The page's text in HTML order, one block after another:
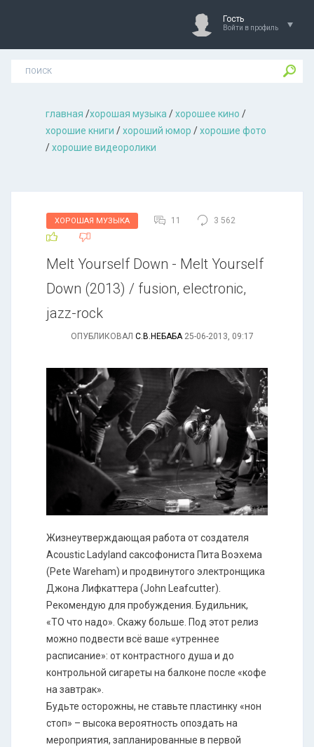
Гость
Войти в профиль
главная /хорошая музыкa /хорошее кино /
хорошие книги /хороший юмор /хорошие фото
/хорошие видеоролики
ХОРОШАЯ МУЗЫКА 11 3 562
Melt Yourself Down - Melt Yourself
Down (2013) / fusion, electronic,
jazz-rock
ОПУБЛИКОВАЛ С.В.НЕБАБА25-06-2013, 09:17
Жизнеутверждающая работа от создателя
Acoustic Ladyland саксофониста Пита Воэхема
(Pete Wareham) и продвинутого электронщика
Джона Лифкаттера (John Leafcutter).
Рекомендую для пробуждения. Будильник,
«ТО что надо». Скажу больше. Под этот релиз
можно подвести всё ваше «утреннее
расписание»: от контрастного душа и до
контрольной сигареты на балконе после «кофе
на завтрак».
Будьте осторожны, не ставьте пластинку «нон
стоп» – высока вероятность опоздать на
мероприятия, запланированные в первой